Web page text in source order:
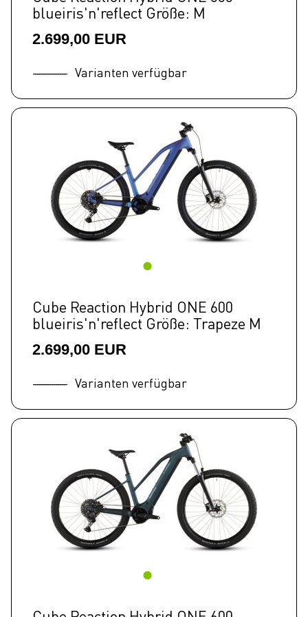
blueiris'n'reflect Größe: M
2.699,00 EUR
Varianten verfügbar
Cube Reaction Hybrid ONE 600
blueiris'n'reflect Größe: Trapeze M
2.699,00 EUR
Varianten verfügbar